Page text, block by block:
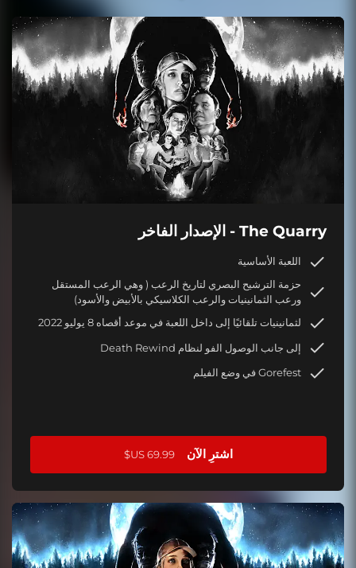
The Quarry - الإصدار الفاخر
اللعبة الأساسية
حزمة الترشيح البصري لتاريخ الرعب ( وهي الرعب المستقل
ورعب الثمانينيات والرعب الكلاسيكي بالأبيض والأسود)
لثمانينيات تلقائيًا إلى داخل اللعبة في موعد أقصاه 8 يوليو 2022
إلى جانب الوصول الفو لنظام Death Rewind
Gorefest في وضع الفيلم
اشترِ الآن ‏69.99 US$